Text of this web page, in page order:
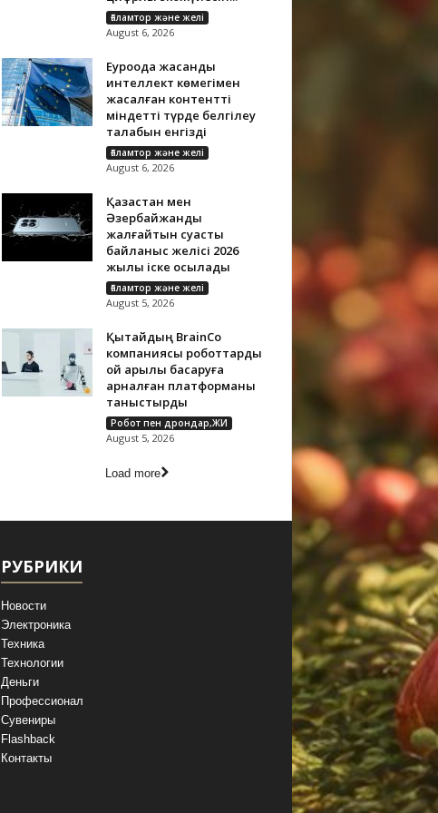
Ғаламтор және желі
August 6, 2026
Еуроодақ жасанды
интеллект көмегімен
жасалған контентті
міндетті түрде белгілеу
талабын енгізді
Ғаламтор және желі
August 6, 2026
Қазақстан мен
Әзербайжанды
жалғайтын суасты
байланыс желісі 2026
жылы іске қосылады
Ғаламтор және желі
August 5, 2026
Қытайдың BrainCo
компаниясы роботтарды
ой арқылы басқаруға
арналған платформаны
таныстырды
Робот пен дрондар,ЖИ
August 5, 2026
Load more
РУБРИКИ
Новости
Электроника
Техника
Технологии
Деньги
Профессионал
Сувениры
Flashback
Контакты